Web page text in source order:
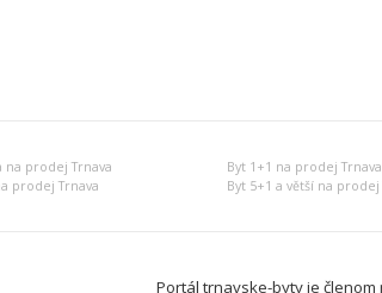
na prodej Trnava Byt 1+1 na prodej Trnava
prodej Trnava
Byt 5+1 a větší na prodej
Portál trnavske-byty je členom